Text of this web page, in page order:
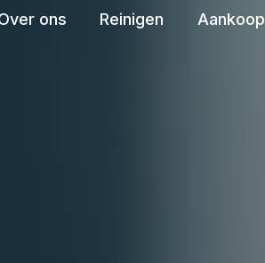
ons Reinigen Aankoop